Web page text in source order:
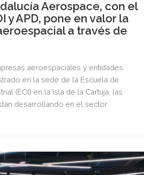
Aerospace, con el
y APD, pone en valor la
a través de
aeroespaciales y entidades
en la sede de la Escuela de
(EOI) en la Isla de la Cartuja, las
desarrollando en el sector